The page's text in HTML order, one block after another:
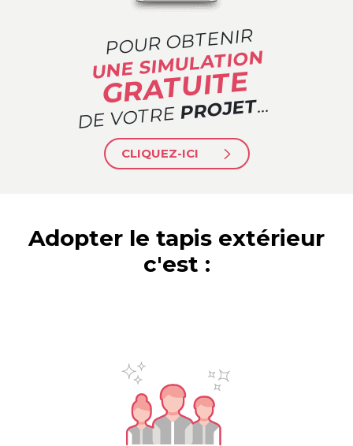
POUR OBTENIR
UNE SIMULATION
GRATUITE
DE VOTREPROJET…
CLIQUEZ-ICI
Adopter le tapis extérieur
c'est :